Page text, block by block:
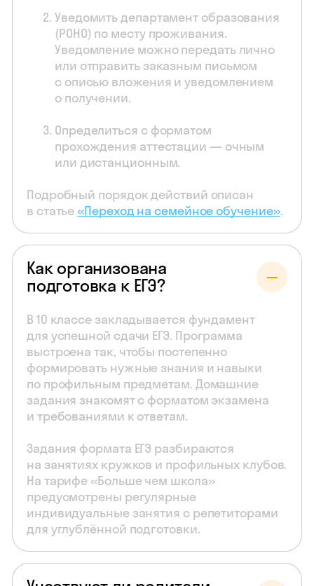
Уведомить департамент образования
(РОНО) по месту проживания.
Уведомление можно передать лично
или отправить заказным письмом
с описью вложения и уведомлением
о получении.
Определиться с форматом
прохождения аттестации — очным
или дистанционным.
Подробный порядок действий описан
в статье «Переход на семейное обучение».
Как организована
подготовка к ЕГЭ?
В 10 классе закладывается фундамент
для успешной сдачи ЕГЭ. Программа
выстроена так, чтобы постепенно
формировать нужные знания и навыки
по профильным предметам. Домашние
задания знакомят с форматом экзамена
и требованиями к ответам.
Задания формата ЕГЭ разбираются
на занятиях кружков и профильных клубов.
На тарифе «Больше чем школа»
предусмотрены регулярные
индивидуальные занятия с репетиторами
для углублённой подготовки.